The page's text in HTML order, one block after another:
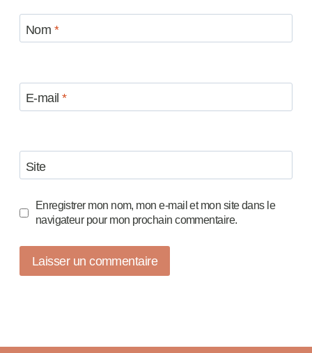
Nom *
E-mail*
Site
Enregistrer mon nom, mon e-mail et mon site dans le
navigateur pour mon prochain commentaire.